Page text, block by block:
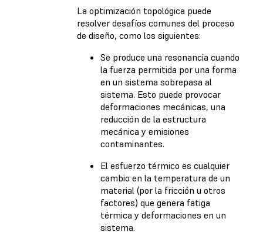
La optimización topológica puede
resolver desafíos comunes del proceso
de diseño, como los siguientes:
Se produce una resonancia cuando
la fuerza permitida por una forma
en un sistema sobrepasa al
sistema. Esto puede provocar
deformaciones mecánicas, una
reducción de la estructura
mecánica y emisiones
contaminantes.
El esfuerzo térmico es cualquier
cambio en la temperatura de un
material (por la fricción u otros
factores) que genera fatiga
térmica y deformaciones en un
sistema.